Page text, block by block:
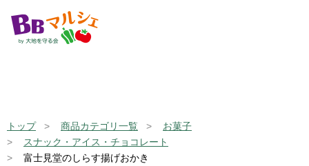
トップ 商品カテゴリ一覧
お菓子
スナック・アイス・チョコレート
富士見堂のしらす揚げおかき